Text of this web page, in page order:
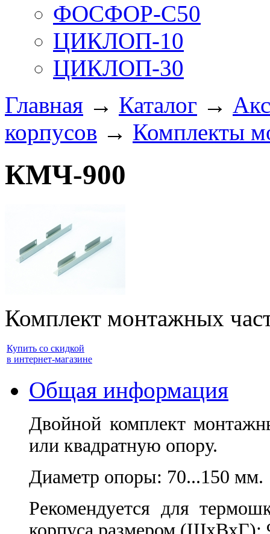
ФОСФОР-С50
ЦИКЛОП-10
ЦИКЛОП-30
Главная → Каталог →
корпусов → Комплекты
КМЧ-900
Комплект монтажных
Купить со скидкой
в интернет-магазине
Общая информация
Двойной комплект
или квадратную опору.
Диаметр опоры: 70...150 мм.
Рекомендуется для